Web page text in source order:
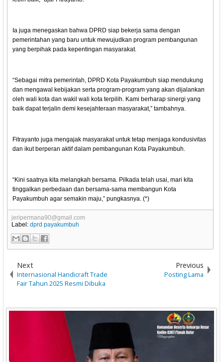
Ia juga menegaskan bahwa DPRD siap bekerja sama dengan
pemerintahan yang baru untuk mewujudkan program pembangunan
yang berpihak pada kepentingan masyarakat.
“Sebagai mitra pemerintah, DPRD Kota Payakumbuh siap mendukung
dan mengawal kebijakan serta program-program yang akan dijalankan
oleh wali kota dan wakil wali kota terpilih. Kami berharap sinergi yang
baik dapat terjalin demi kesejahteraan masyarakat,” tambahnya.
Fitrayanto juga mengajak masyarakat untuk tetap menjaga kondusivitas
dan ikut berperan aktif dalam pembangunan Kota Payakumbuh.
“Kini saatnya kita melangkah bersama. Pilkada telah usai, mari kita
tinggalkan perbedaan dan bersama-sama membangun Kota
Payakumbuh agar semakin maju,” pungkasnya. (*)
jeripermana90@gmail.com
Label:dprd payakumbuh
Next
Internasional Handicraft Trade
Fair Tahun 2025 Resmi Dibuka
Previous
Posting Lama